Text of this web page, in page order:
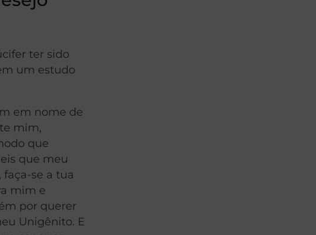
ter sido
um estudo
em nome de
mim,
que
que meu
se a tua
mim e
por querer
Unigênito. E